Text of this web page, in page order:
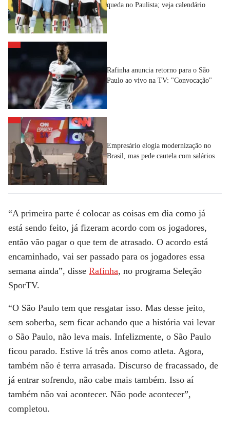
queda no Paulista; veja calendário
Rafinha anuncia retorno para o São
Paulo ao vivo na TV: "Convocação"
Empresário elogia modernização no
Brasil, mas pede cautela com salários
“A primeira parte é colocar as coisas em dia como já
está sendo feito, já fizeram acordo com os jogadores,
então vão pagar o que tem de atrasado. O acordo está
encaminhado, vai ser passado para os jogadores essa
semana ainda”, disse Rafinha, no programa Seleção
SporTV.
“O São Paulo tem que resgatar isso. Mas desse jeito,
sem soberba, sem ficar achando que a história vai levar
o São Paulo, não leva mais. Infelizmente, o São Paulo
ficou parado. Estive lá três anos como atleta. Agora,
também não é terra arrasada. Discurso de fracassado, de
já entrar sofrendo, não cabe mais também. Isso aí
também não vai acontecer. Não pode acontecer”,
completou.